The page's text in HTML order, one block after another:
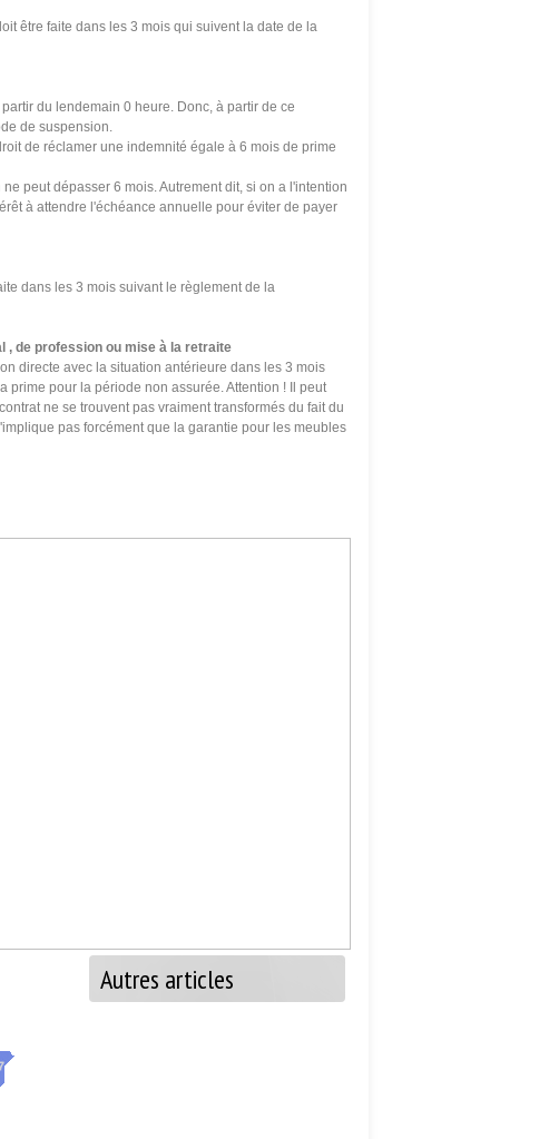
être faite dans les 3 mois qui suivent la date de la
partir du lendemain 0 heure. Donc, à partir de ce
de suspension.
de réclamer une indemnité égale à 6 mois de prime
peut dépasser 6 mois. Autrement dit, si on a l'intention
à attendre l'échéance annuelle pour éviter de payer
dans les 3 mois suivant le règlement de la
, de profession ou mise à la retraite
directe avec la situation antérieure dans les 3 mois
prime pour la période non assurée. Attention ! Il peut
ne se trouvent pas vraiment transformés du fait du
pas forcément que la garantie pour les meubles
Autres articles